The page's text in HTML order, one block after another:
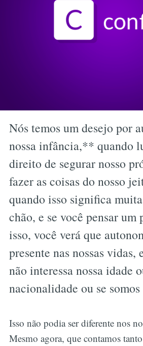
Nós temos um desejo por
nossa infância,** quando
direito de segurar nosso
fazer as coisas do nosso
quando isso significa
chão, e se você pensar um
isso, você verá que
presente nas nossas vidas,
não interessa nossa idade
nacionalidade ou se
Isso não podia ser diferente nos
Mesmo agora, que contamos